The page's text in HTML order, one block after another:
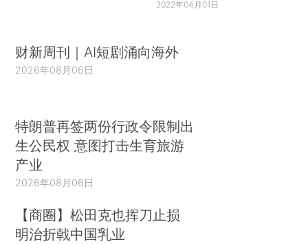
2022年04月01日
财新周刊｜AI短剧涌向海外
2026年08月06日
特朗普再签两份行政令限制出
生公民权 意图打击生育旅游
产业
2026年08月06日
【商圈】松田克也挥刀止损
明治折戟中国乳业